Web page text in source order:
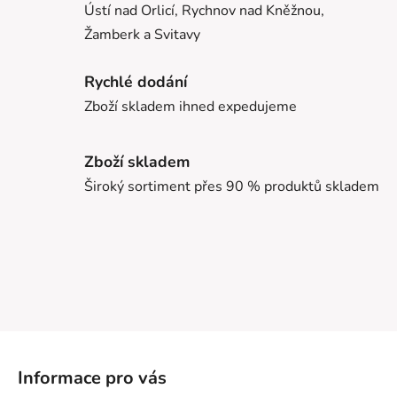
Ústí nad Orlicí, Rychnov nad Kněžnou,
Žamberk a Svitavy
Rychlé dodání
Zboží skladem ihned expedujeme
Zboží skladem
Široký sortiment přes 90 % produktů skladem
Informace pro vás